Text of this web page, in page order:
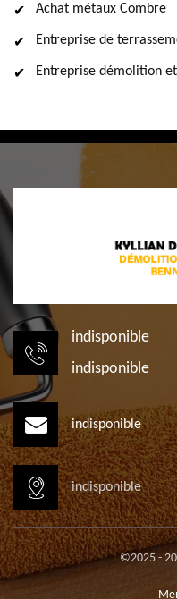
Achat métaux Combre
Entreprise de
Entreprise démolition
indisponible
indisponible
indisponible
indisponible
©2025 -